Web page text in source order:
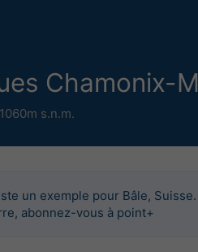
Chamonix-
1060m s.n.m.
un exemple pour Bâle,
abonnez-vous à point+